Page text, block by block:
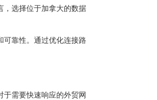
，选择位于加拿大的数据
可靠性。通过优化连接路
于需要快速响应的外贸网